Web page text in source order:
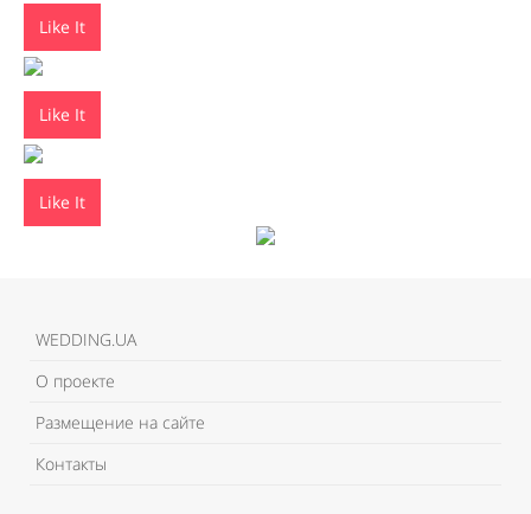
Like It
Like It
Like It
WEDDING.UA
О проекте
Размещение на сайте
Контакты